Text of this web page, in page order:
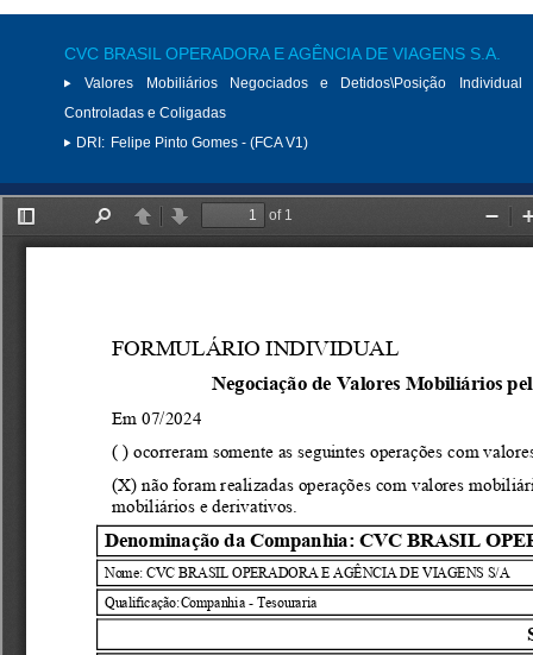
CVC BRASIL OPERADORA E AGÊNCIA DE VIAGENS S.A.
Valores Mobiliários Negociados e Detidos\Posição
Controladas e Coligadas
DRI: Felipe Pinto Gomes - (FCA V1)